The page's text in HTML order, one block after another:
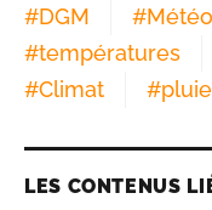
#DGM #Météo
#températures
#Climat #
LES CONTENUS